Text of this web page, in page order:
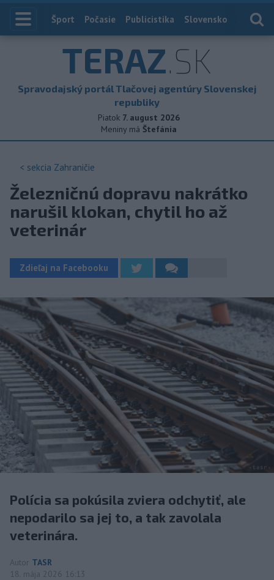
Index
Šport Počasie Publicistika Slovensko
TERAZ.SK
Spravodajský portál Tlačovej agentúry Slovenskej
republiky
Piatok 7. august 2026
Meniny má Štefánia
< sekcia Zahraničie
Železničnú dopravu nakrátko
narušil klokan, chytil ho až
veterinár
Zdieľaj na Facebooku
Polícia sa pokúsila zviera odchytiť, ale
nepodarilo sa jej to, a tak zavolala
veterinára.
Autor TASR
18. mája 2026 16:13